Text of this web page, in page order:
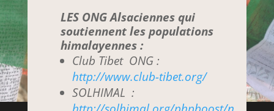
LES ONG Alsaciennes qui
soutiennent les populations
himalayennes :
Club Tibet ONG :
http://www.club-tibet.org/
SOLHIMAL :